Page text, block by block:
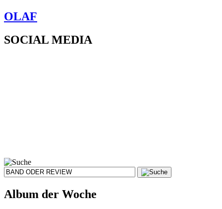
OLAF
SOCIAL MEDIA
Album der Woche